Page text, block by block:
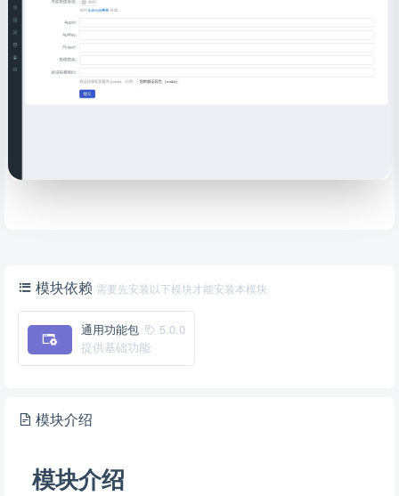
模块依赖 需要先安装以下模块才能安装本模块
5.0.0
通用功能包
提供基础功能
模块介绍
模块介绍